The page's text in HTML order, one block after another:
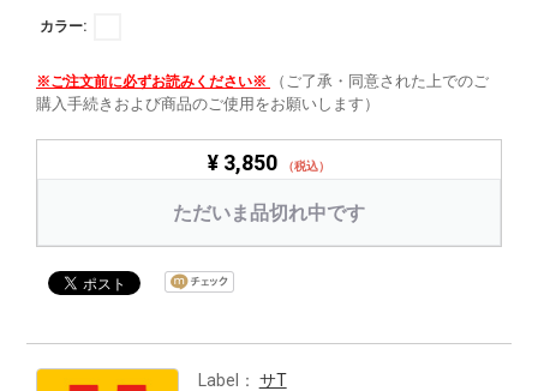
カラー:
※ご注文前に必ずお読みください※
（ご了承・同意された上でのご
購入手続きおよび商品のご使用をお願いします）
¥ 3,850 （税込）
ただいま品切れ中です
Label： サT